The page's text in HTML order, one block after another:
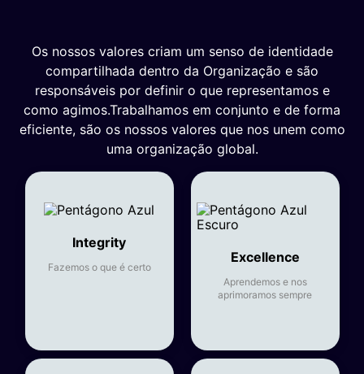
Os nossos valores criam um senso de identidade
compartilhada dentro da Organização e são
responsáveis por definir o que representamos e
como agimos.Trabalhamos em conjunto e de forma
eficiente, são os nossos valores que nos unem como
uma organização global.
Integrity
Fazemos o que é certo
Excellence
Aprendemos e nos
aprimoramos sempre